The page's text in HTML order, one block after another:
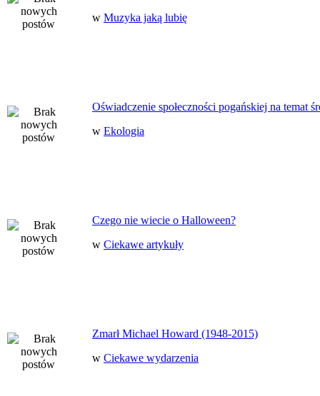
w Muzyka jaką lubię
Oświadczenie społeczności pogańskiej na temat
w Ekologia
Czego nie wiecie o Halloween?
w Ciekawe artykuły
Zmarł Michael Howard (1948-2015)
w Ciekawe wydarzenia